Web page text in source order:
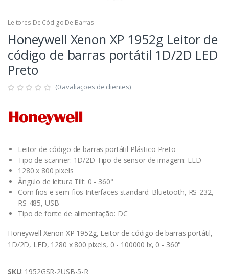
Leitores De Código De Barras
Honeywell Xenon XP 1952g Leitor de
código de barras portátil 1D/2D LED
Preto
(0 avaliações de clientes)
Leitor de código de barras portátil Plástico Preto
Tipo de scanner: 1D/2D Tipo de sensor de imagem: LED
1280 x 800 pixels
Ângulo de leitura Tilt: 0 - 360°
Com fios e sem fios Interfaces standard: Bluetooth, RS-232,
RS-485, USB
Tipo de fonte de alimentação: DC
Honeywell Xenon XP 1952g, Leitor de código de barras portátil,
1D/2D, LED, 1280 x 800 pixels, 0 - 100000 lx, 0 - 360°
SKU: 1952GSR-2USB-5-R